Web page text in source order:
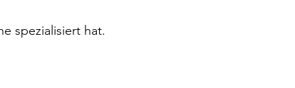
spezialisiert hat.